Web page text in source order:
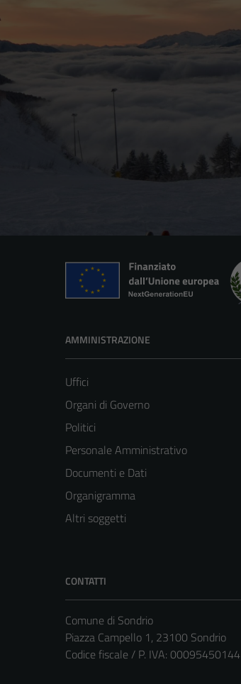
AMMINISTRAZIONE
Uffici
Organi di Governo
Politici
Personale Amministrativo
Documenti e Dati
Organigramma
Altri soggetti
CONTATTI
Comune di Sondrio
Piazza Campello 1, 23100 Sondrio
Codice fiscale / P. IVA: 00095450144